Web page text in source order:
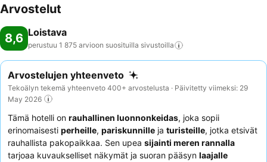
Arvostelut
8,6 Loistava
perustuu 1 875 arvioon suosituilla sivustoilla
Arvostelujen yhteenveto
Tekoälyn tekemä yhteenveto 400+ arvostelusta · Päivitetty viimeksi: 29
May 2026
Tämä hotelli on rauhallinen luonnonkeidas, joka sopii
erinomaisesti perheille, pariskunnille ja turisteille, jotka etsivät
rauhallista pakopaikkaa. Sen upea sijainti meren rannalla
tarjoaa kuvaukselliset näkymät ja suoran pääsyn laajalle